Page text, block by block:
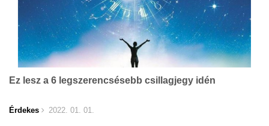
Ez lesz a 6 legszerencsésebb csillagjegy idén
Érdekes 2022. 01. 01.